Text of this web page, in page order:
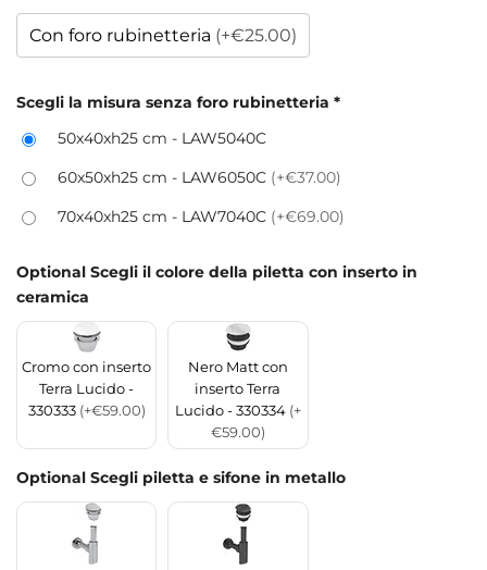
Con foro rubinetteria (+€25.00)
Scegli la misura senza foro rubinetteria *
50x40xh25 cm - LAW5040C
60x50xh25 cm - LAW6050C (+€37.00)
70x40xh25 cm - LAW7040C (+€69.00)
Optional Scegli il colore della piletta con inserto in
ceramica
Cromo con inserto
Terra Lucido -
330333 (+€59.00)
Nero Matt con
inserto Terra
Lucido - 330334 (+
€59.00)
Optional Scegli piletta e sifone in metallo